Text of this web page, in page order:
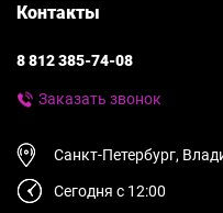
Контакты
8 812 385-74-08
Заказать звонок
Санкт-Петербург,
Сегодня с 12:00